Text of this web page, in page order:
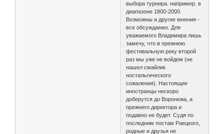
выбора турнира. например. в
диапазоне 1800-2000.
Возможны и другие мнения -
все обсуждаемо. Для
уважаемого Владимира лишь
замечу, что в прежнюю
фестивальную реку второй
раз мы уже не войдем (не
нашел смайлик
ностальгического
сожаления). Настоящие
иностранцы нескоро
доберутся до Воронежа, а
прежнего директора и
подавно не будет. Судя по
последним постам Раецкого,
родные и друзья не